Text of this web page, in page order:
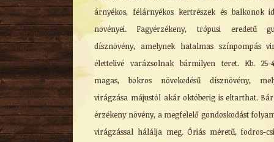
árnyékos, félárnyékos kertrészek és balkonok
növényei. Fagyérzékeny, trópusi eredetű
dísznövény, amelynek hatalmas színpompás
élettelivé varázsolnak bármilyen teret. Kb. 25-
magas, bokros növekedésű dísznövény,
virágzása májustól akár októberig is eltarthat.
érzékeny növény, a megfelelő gondoskodást
virágzással hálálja meg. Óriás méretű, fodros-
Örökzöld
Sziklakerti
Alacsony
Közepes
Magas
Tavaszi
Őszi
Kúszó
Mediterrán